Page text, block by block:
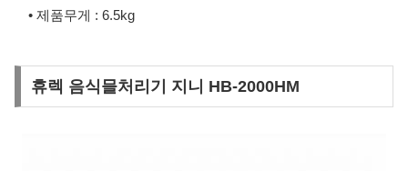
• 제품무게 : 6.5kg
휴렉 음식믈처리기 지니 HB-2000HM